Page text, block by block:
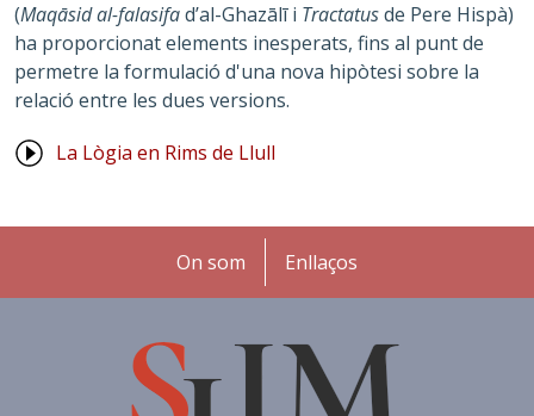
(Maqāsid al-falasifad’al-Ghazālī i Tractatusde Pere Hispà)
ha proporcionat elements inesperats, fins al punt de
permetre la formulació d'una nova hipòtesi sobre la
relació entre les dues versions.
La Lògia en Rims de Llull
Peu
On som Enllaços